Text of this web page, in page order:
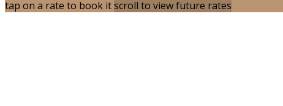
tap on a rate to book itscroll to view future rates